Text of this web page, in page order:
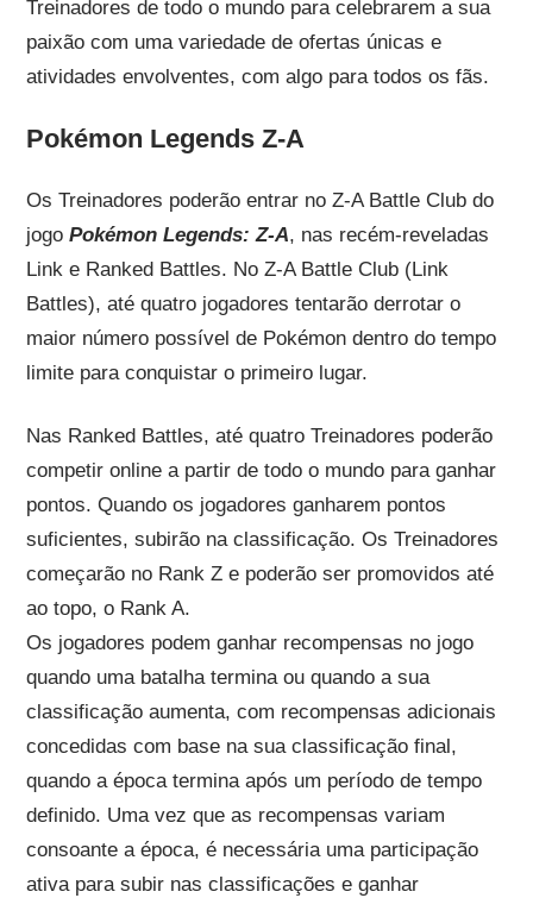
Treinadores de todo o mundo para celebrarem a sua
paixão com uma variedade de ofertas únicas e
atividades envolventes, com algo para todos os fãs.
Pokémon Legends Z-A
Os Treinadores poderão entrar no Z-A Battle Club do
jogo Pokémon Legends: Z-A, nas recém-reveladas
Link e Ranked Battles. No Z-A Battle Club (Link
Battles), até quatro jogadores tentarão derrotar o
maior número possível de Pokémon dentro do tempo
limite para conquistar o primeiro lugar.
Nas Ranked Battles, até quatro Treinadores poderão
competir online a partir de todo o mundo para ganhar
pontos. Quando os jogadores ganharem pontos
suficientes, subirão na classificação. Os Treinadores
começarão no Rank Z e poderão ser promovidos até
ao topo, o Rank A.
Os jogadores podem ganhar recompensas no jogo
quando uma batalha termina ou quando a sua
classificação aumenta, com recompensas adicionais
concedidas com base na sua classificação final,
quando a época termina após um período de tempo
definido. Uma vez que as recompensas variam
consoante a época, é necessária uma participação
ativa para subir nas classificações e ganhar